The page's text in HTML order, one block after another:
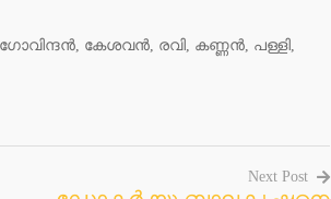
കേശവൻ, രവി, കണ്ണൻ, പള്ളി,
Next Post